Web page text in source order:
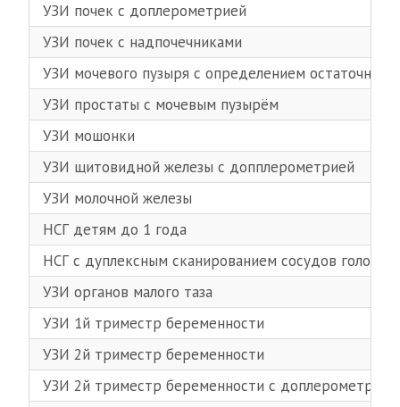
УЗИ почек с доплерометрией
УЗИ почек с надпочечниками
УЗИ мочевого пузыря с определением остаточной
УЗИ простаты с мочевым пузырём
УЗИ мошонки
УЗИ щитовидной железы с допплерометрией
УЗИ молочной железы
НСГ детям до 1 года
НСГ с дуплексным сканированием сосудов
УЗИ органов малого таза
УЗИ 1й триместр беременности
УЗИ 2й триместр беременности
УЗИ 2й триместр беременности с